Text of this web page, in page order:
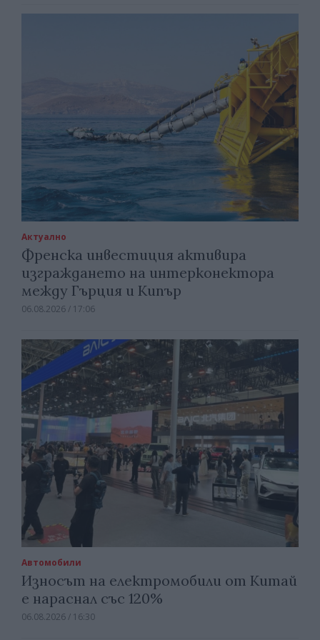
Актуално
Френска инвестиция активира
изграждането на интерконектора
между Гърция и Кипър
06.08.2026 / 17:06
Автомобили
Износът на електромобили от Китай
е нараснал със 120%
06.08.2026 / 16:30